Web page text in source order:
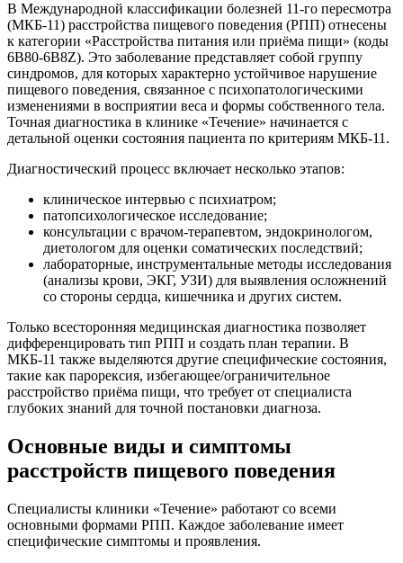
В Международной классификации болезней 11-го пересмотра
(МКБ-11) расстройства пищевого поведения (РПП) отнесены
к категории «Расстройства питания или приёма пищи» (коды
6B80-6B8Z). Это заболевание представляет собой группу
синдромов, для которых характерно устойчивое нарушение
пищевого поведения, связанное с психопатологическими
изменениями в восприятии веса и формы собственного тела.
Точная диагностика в клинике «Течение» начинается с
детальной оценки состояния пациента по критериям МКБ-11.
Диагностический процесс включает несколько этапов:
клиническое интервью с психиатром;
патопсихологическое исследование;
консультации с врачом-терапевтом, эндокринологом,
диетологом для оценки соматических последствий;
лабораторные, инструментальные методы исследования
(анализы крови, ЭКГ, УЗИ) для выявления осложнений
со стороны сердца, кишечника и других систем.
Только всесторонняя медицинская диагностика позволяет
дифференцировать тип РПП и создать план терапии. В
МКБ-11 также выделяются другие специфические состояния,
такие как парорексия, избегающее/ограничительное
расстройство приёма пищи, что требует от специалиста
глубоких знаний для точной постановки диагноза.
Основные виды и симптомы
расстройств пищевого поведения
Специалисты клиники «Течение» работают со всеми
основными формами РПП. Каждое заболевание имеет
специфические симптомы и проявления.